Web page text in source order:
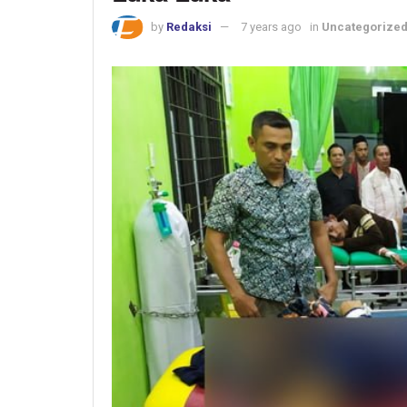
by Redaksi 7 years ago in Uncategorized